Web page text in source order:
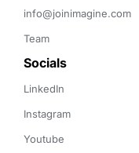
info@joinimagine.com
Team
Socials
LinkedIn
Instagram
Youtube